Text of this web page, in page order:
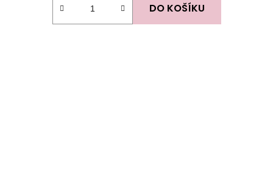
DO KOŠÍKU